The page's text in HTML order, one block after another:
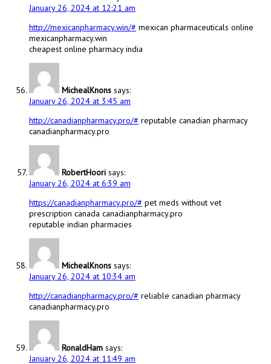
January 26, 2024 at 12:21 am
http://mexicanpharmacy.win/# mexican pharmaceuticals online
mexicanpharmacy.win
cheapest online pharmacy india
MichealKnons says:
January 26, 2024 at 3:45 am
http://canadianpharmacy.pro/# reputable canadian pharmacy
canadianpharmacy.pro
RobertHoori says:
January 26, 2024 at 6:39 am
https://canadianpharmacy.pro/# pet meds without vet
prescription canada canadianpharmacy.pro
reputable indian pharmacies
MichealKnons says:
January 26, 2024 at 10:34 am
http://canadianpharmacy.pro/# reliable canadian pharmacy
canadianpharmacy.pro
RonaldHam says:
January 26, 2024 at 11:49 am